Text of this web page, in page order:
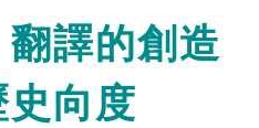
譯的創造
向度